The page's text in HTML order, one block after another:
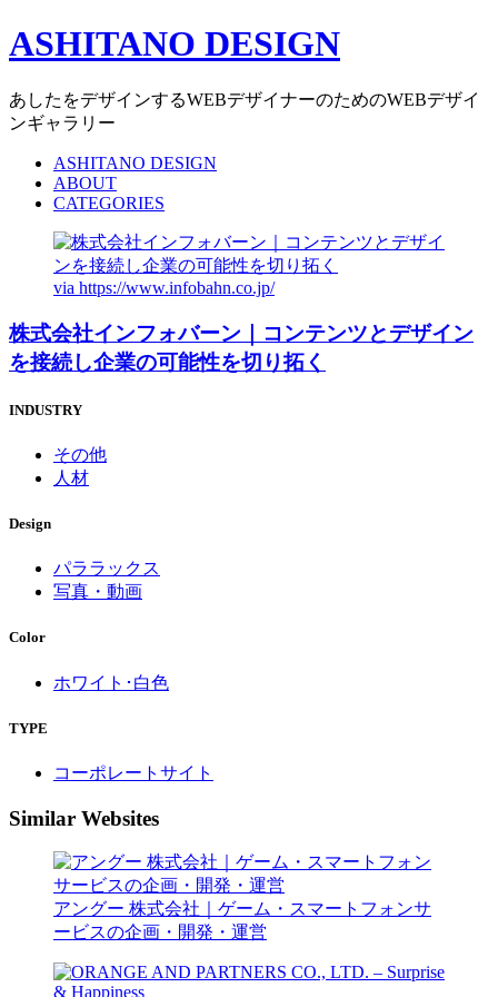
ASHITANO DESIGN
あしたをデザインするWEBデザイナーのためのWEBデザイ
ンギャラリー
ASHITANO DESIGN
ABOUT
CATEGORIES
via https://www.infobahn.co.jp/
株式会社インフォバーン｜コンテンツとデザイン
を接続し企業の可能性を切り拓く
INDUSTRY
その他
人材
Design
パララックス
写真・動画
Color
ホワイト･白色
TYPE
コーポレートサイト
Similar Websites
アングー 株式会社｜ゲーム・スマートフォンサ
ービスの企画・開発・運営